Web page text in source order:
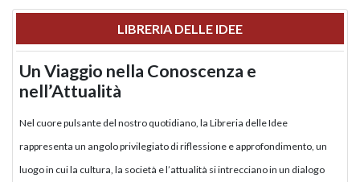
LIBRERIA DELLE IDEE
Un Viaggio nella Conoscenza e
nell’Attualità
Nel cuore pulsante del nostro quotidiano, la Libreria delle Idee
rappresenta un angolo privilegiato di riflessione e approfondimento, un
luogo in cui la cultura, la società e l’attualità si intrecciano in un dialogo